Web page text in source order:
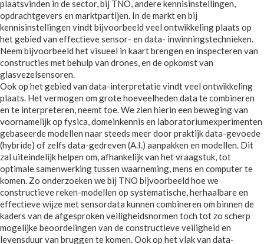
plaatsvinden in de sector, bij TNO, andere kennisinstellingen,
opdrachtgevers en marktpartijen. In de markt en bij
kennisinstellingen vindt bijvoorbeeld veel ontwikkeling plaats op
het gebied van effectieve sensor- en data- inwinningstechnieken.
Neem bijvoorbeeld het visueel in kaart brengen en inspecteren van
constructies met behulp van drones, en de opkomst van
glasvezelsensoren.
Ook op het gebied van data-interpretatie vindt veel ontwikkeling
plaats. Het vermogen om grote hoeveelheden data te combineren
en te interpreteren, neemt toe. We zien hierin een beweging van
voornamelijk op fysica, domeinkennis en laboratoriumexperimenten
gebaseerde modellen naar steeds meer door praktijk data-gevoede
(hybride) of zelfs data-gedreven (A.I.) aanpakken en modellen. Dit
zal uiteindelijk helpen om, afhankelijk van het vraagstuk, tot
optimale samenwerking tussen waarneming, mens en computer te
komen. Zo onderzoeken we bij TNO bijvoorbeeld hoe we
constructieve reken-modellen op systematische, herhaalbare en
effectieve wijze met sensordata kunnen combineren om binnen de
kaders van de afgesproken veiligheidsnormen toch tot zo scherp
mogelijke beoordelingen van de constructieve veiligheid en
levensduur van bruggen te komen. Ook op het vlak van data-